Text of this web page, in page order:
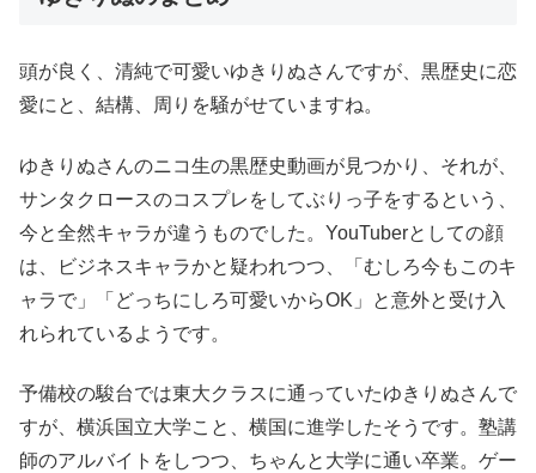
頭が良く、清純で可愛いゆきりぬさんですが、黒歴史に恋
愛にと、結構、周りを騒がせていますね。
ゆきりぬさんのニコ生の黒歴史動画が見つかり、それが、
サンタクロースのコスプレをしてぶりっ子をするという、
今と全然キャラが違うものでした。YouTuberとしての顔
は、ビジネスキャラかと疑われつつ、「むしろ今もこのキ
ャラで」「どっちにしろ可愛いからOK」と意外と受け入
れられているようです。
予備校の駿台では東大クラスに通っていたゆきりぬさんで
すが、横浜国立大学こと、横国に進学したそうです。塾講
師のアルバイトをしつつ、ちゃんと大学に通い卒業。ゲー